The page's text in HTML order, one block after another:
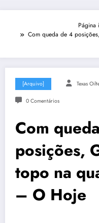
Página
Com queda de 4
[Arquivo] Texas
0 Comentários
Com
posições,
topo na
– O Hoje